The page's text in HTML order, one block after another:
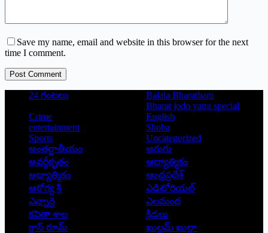
Save my name, email and website in this browser for the next
time I comment.
Post Comment
24 గంటలు
Balala Bharatham
Bharat jodo yatra special
Crime
English
entertainment
Shoba
Sports
Uncategorized
అంతర్జాతీయం
అరుగు
అవర్గీకృతం
ఆద్యాత్మికం
ఆధ్యాత్మికం
ఆంధ్రప్రదేశ్
ఆరోగ్య శ్రీ
ఎడిటోరియల్
ఎన్నారై
ఎలమంద
కవితా శాల
క్రీడలు
క్లాస్ రూమ్
ఖుల్లమ్ ఖుల్లా